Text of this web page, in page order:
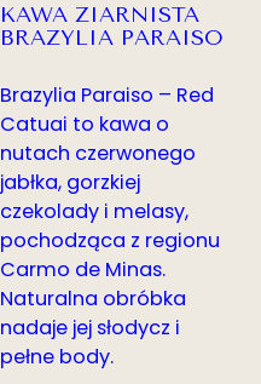
KAWA ZIARNISTA
BRAZYLIA PARAISO
Brazylia Paraiso – Red
Catuai to kawa o
nutach czerwonego
jabłka, gorzkiej
czekolady i melasy,
pochodząca z regionu
Carmo de Minas.
Naturalna obróbka
nadaje jej słodycz i
pełne body.